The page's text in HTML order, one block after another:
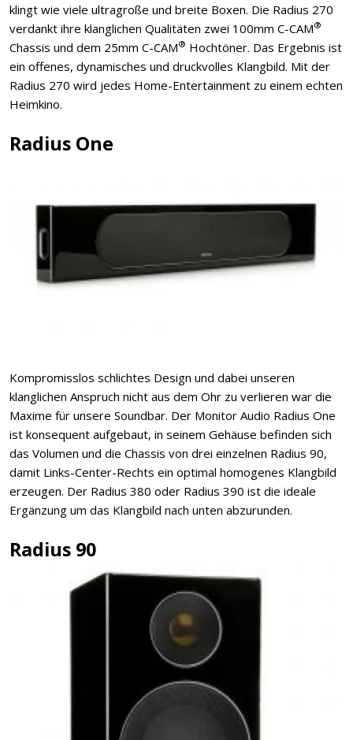
klingt wie viele ultragroße und breite Boxen. Die Radius 270
verdankt ihre klanglichen Qualitäten zwei 100mm C-CAM®
Chassis und dem 25mm C-CAM® Hochtöner. Das Ergebnis ist
ein offenes, dynamisches und druckvolles Klangbild. Mit der
Radius 270 wird jedes Home-Entertainment zu einem echten
Heimkino.
Radius One
Kompromisslos schlichtes Design und dabei unseren
klanglichen Anspruch nicht aus dem Ohr zu verlieren war die
Maxime für unsere Soundbar. Der Monitor Audio Radius One
ist konsequent aufgebaut, in seinem Gehäuse befinden sich
das Volumen und die Chassis von drei einzelnen Radius 90,
damit Links-Center-Rechts ein optimal homogenes Klangbild
erzeugen. Der Radius 380 oder Radius 390 ist die ideale
Ergänzung um das Klangbild nach unten abzurunden.
Radius 90